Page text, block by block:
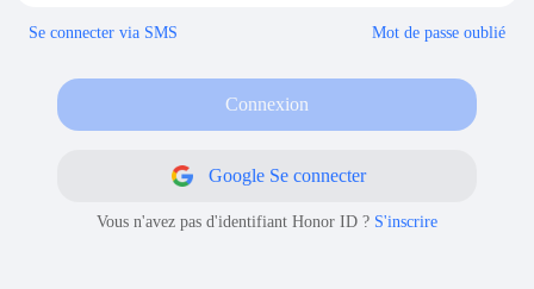
Se connecter via SMS Mot de passe oublié
Connexion
Google Se connecter
Vous n'avez pas d'identifiant Honor ID ? S'inscrire